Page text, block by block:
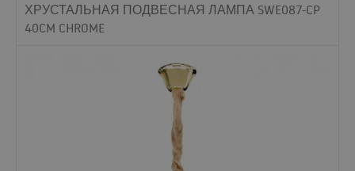
ХРУСТАЛЬНАЯ ПОДВЕСНАЯ ЛАМПА SWE087-CP
40CM CHROME